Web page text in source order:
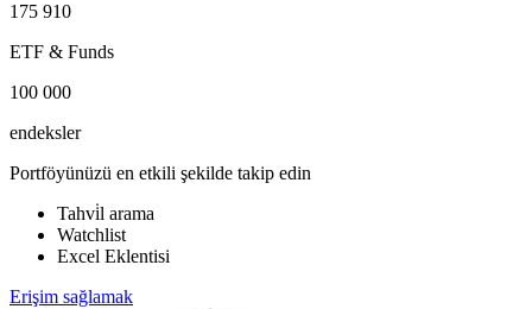
175 910
ETF & Funds
100 000
endeksler
Portföyünüzü en etkili şekilde takip edin
Tahvi̇l arama
Watchlist
Excel Eklentisi
Erişim sağlamak